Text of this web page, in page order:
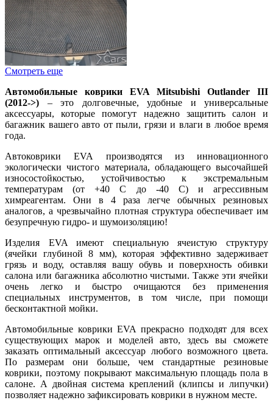
Смотреть еще
Автомобильные коврики EVA Mitsubishi Outlander III
(2012->) – это долговечные, удобные и универсальные
аксессуары, которые помогут надежно защитить салон и
багажник вашего авто от пыли, грязи и влаги в любое время
года.
Автоковрики EVA производятся из инновационного
экологически чистого материала, обладающего высочайшей
износостойкостью, устойчивостью к экстремальным
температурам (от +40 С до -40 С) и агрессивным
химреагентам. Они в 4 раза легче обычных резиновых
аналогов, а чрезвычайно плотная структура обеспечивает им
безупречную гидро- и шумоизоляцию!
Изделия EVA имеют специальную ячеистую структуру
(ячейки глубиной 8 мм), которая эффективно задерживает
грязь и воду, оставляя вашу обувь и поверхность обивки
салона или багажника абсолютно чистыми. Также эти ячейки
очень легко и быстро очищаются без применения
специальных инструментов, в том числе, при помощи
бесконтактной мойки.
Автомобильные коврики EVA прекрасно подходят для всех
существующих марок и моделей авто, здесь вы сможете
заказать оптимальный аксессуар любого возможного цвета.
По размерам они больше, чем стандартные резиновые
коврики, поэтому покрывают максимальную площадь пола в
салоне. А двойная система креплений (клипсы и липучки)
позволяет надежно зафиксировать коврики в нужном месте.